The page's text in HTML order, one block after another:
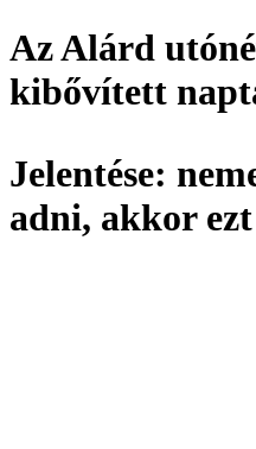
Az Alárd
kibővített
Jelentése:
adni, akkor